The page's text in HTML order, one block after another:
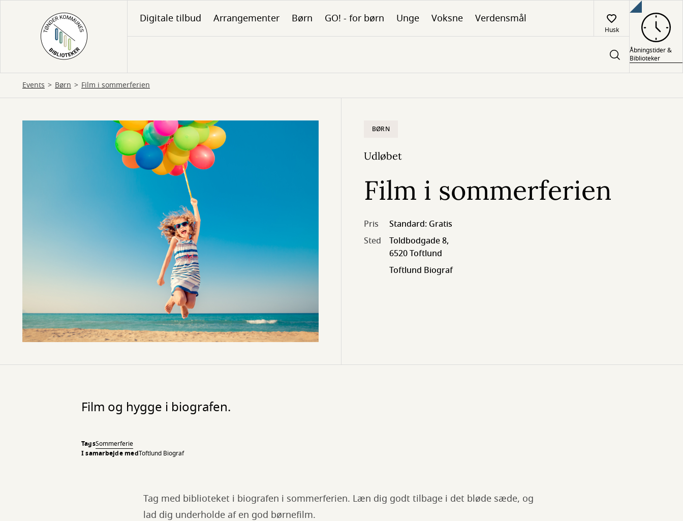
hovedindhold
Digitale tilbud Arrangementer Børn GO! - for børn Unge Voksne Verdensmål
Husk
Åbningstider &
Biblioteker
Events Børn Film i sommerferien
BØRN
Udløbet
Film i sommerferien
Pris
Standard: Gratis
Sted
Toldbodgade 8,
6520 Toftlund
Toftlund Biograf
Film og hygge i biografen.
TagsSommerferie
I samarbejde medToftlund Biograf
Tag med biblioteket i biografen i sommerferien. Læn dig godt tilbage i det bløde sæde, og
lad dig underholde af en god børnefilm.